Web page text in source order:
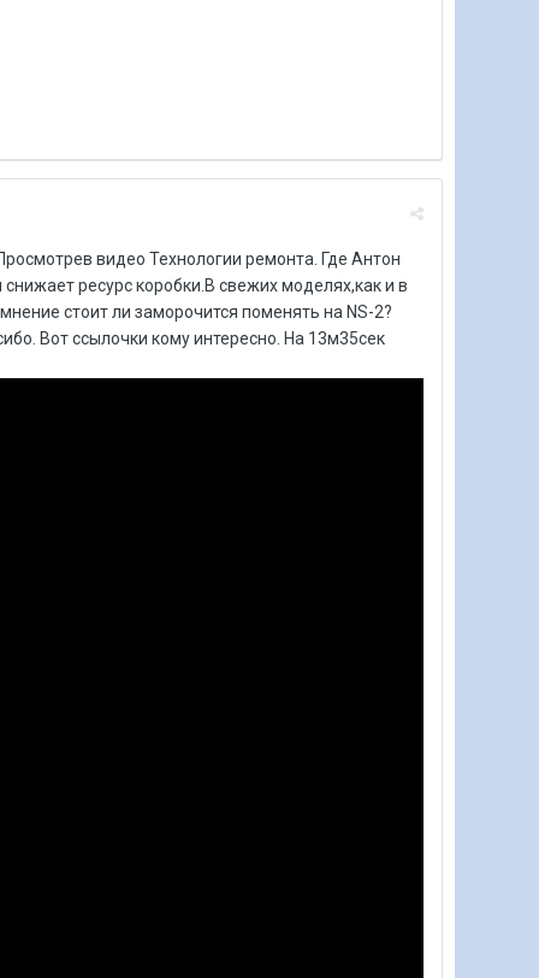
видео Технологии ремонта. Где Антон
ресурс коробки.В свежих моделях,как и в
стоит ли заморочится поменять на NS-2?
Вот ссылочки кому интересно. На 13м35сек